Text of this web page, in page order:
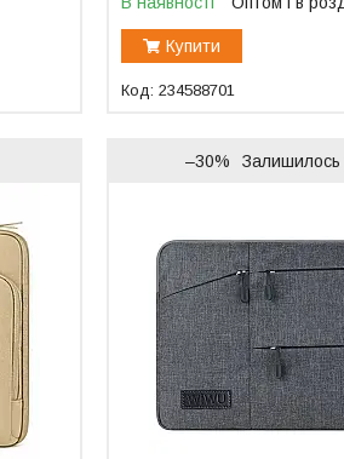
Купити
234588701
–30% Залишилось